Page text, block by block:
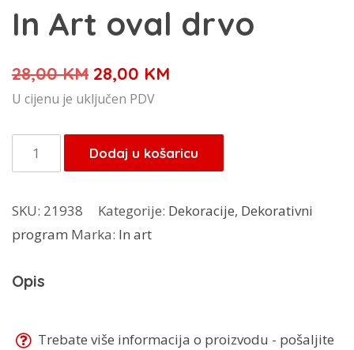
In Art oval drvo
28,00KM Izvorna
cijena
je:
28,00 KM.
28,00 KM
28,00 KM.
U cijenu je uključen PDV
Art
drvo
količina
Dodaj u košaricu
SKU: 21938 Kategorije: Dekoracije, Dekorativni
program Marka: In art
Opis
Trebate više informacija o proizvodu - pošaljite